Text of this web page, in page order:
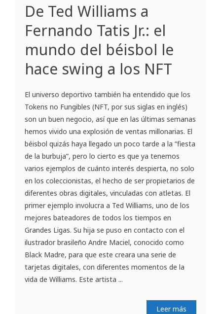
De Ted Williams a
Fernando Tatis Jr.: el
mundo del béisbol le
hace swing a los NFT
El universo deportivo también ha entendido que los
Tokens no Fungibles (NFT, por sus siglas en inglés)
son un buen negocio, así que en las últimas semanas
hemos vivido una explosión de ventas millonarias. El
béisbol quizás haya llegado un poco tarde a la “fiesta
de la burbuja”, pero lo cierto es que ya tenemos
varios ejemplos de cuánto interés despierta, no solo
en los coleccionistas, el hecho de ser propietarios de
diferentes obras digitales, vinculadas con atletas. El
primer ejemplo involucra a Ted Williams, uno de los
mejores bateadores de todos los tiempos en
Grandes Ligas. Su hija se puso en contacto con el
ilustrador brasileño Andre Maciel, conocido como
Black Madre, para que este creara una serie de
tarjetas digitales, con diferentes momentos de la
vida de Williams. Este artista ...
Leer más